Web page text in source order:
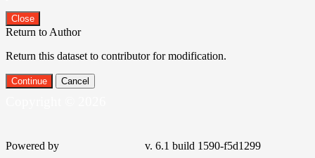
Close
Return to Author
Return this dataset to contributor for modification.
Continue Cancel
Powered by v. 6.1 build 1590-f5d1299